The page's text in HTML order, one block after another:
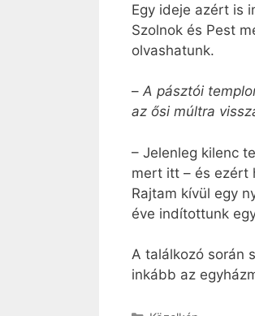
Egy ideje azért is
Szolnok és Pest
olvashatunk.
– A pásztói
az ősi múltra
– Jelenleg kilenc
mert itt – és ezért
Rajtam kívül egy
éve indítottunk
A találkozó során
inkább az